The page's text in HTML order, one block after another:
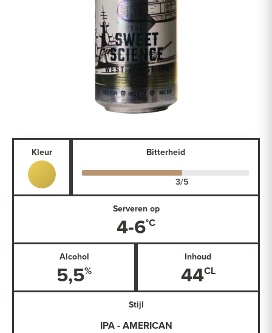
Kleur Bitterheid
Serveren op
4-6
Alcohol
5,5
Inhoud
44
Stijl
IPA - AMERICAN